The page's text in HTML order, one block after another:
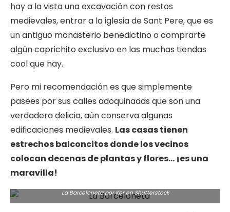
hay a la vista una excavación con restos
medievales, entrar a la iglesia de Sant Pere, que es
un antiguo monasterio benedictino o comprarte
algún caprichito exclusivo en las muchas tiendas
cool que hay.
Pero mi recomendación es que simplemente
pasees por sus calles adoquinadas que son una
verdadera delicia, aún conserva algunas
edificaciones medievales. Las casas tienen
estrechos balconcitos donde los vecinos
colocan decenas de plantas y flores… ¡es una
maravilla!
La Barceloneta por Ker en Shutterstock